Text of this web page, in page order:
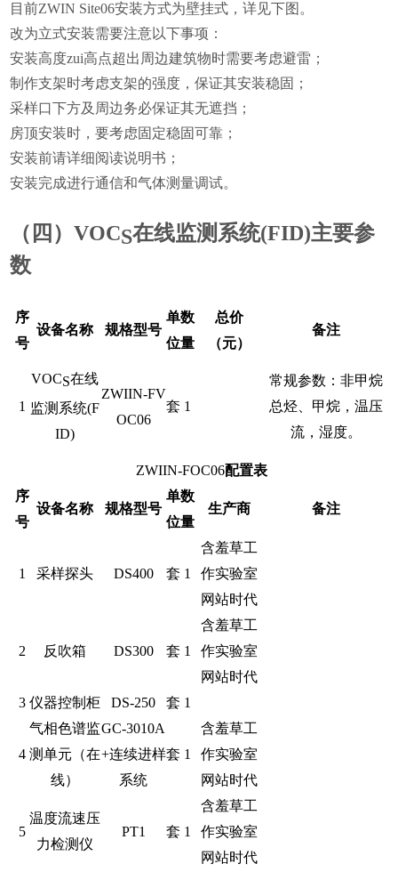
目前ZWIN Site06安装方式为壁挂式，详见下图。
改为立式安装需要注意以下事项：
安装高度zui高点超出周边建筑物时需要考虑避雷；
制作支架时考虑支架的强度，保证其安装稳固；
采样口下方及周边务必保证其无遮挡；
房顶安装时，要考虑固定稳固可靠；
安装前请详细阅读说明书；
安装完成进行通信和气体测量调试。
（四）VOCS在线监测系统(FID)主要参
数
序
号
设备名称 规格型号
单
位
数
量
总价
（元）
备注
1
VOCS在线
监测系统(F
ID)
ZWIIN-FV
OC06
套 1
常规参数：非甲烷
总烃、甲烷，温压
流，湿度。
ZWIIN-FOC06配置表
序
号
设备名称 规格型号
单
位
数
量
生产商 备注
1 采样探头 DS400 套 1
含羞草工
作实验室
网站时代
2 反吹箱 DS300 套 1
含羞草工
作实验室
网站时代
3 仪器控制柜 DS-250 套 1
4
气相色谱监
测单元（在
线）
GC-3010A
+连续进样
系统
套 1
含羞草工
作实验室
网站时代
5
温度流速压
力检测仪
PT1 套 1
含羞草工
作实验室
网站时代